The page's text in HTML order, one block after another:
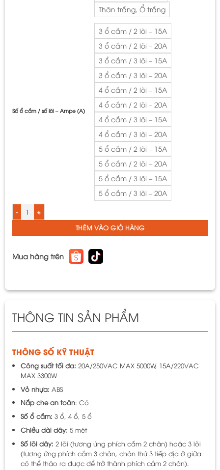
Thân trắng, Ổ trắng
Số ổ cắm / số lõi – Ampe (A)
3 ổ cắm / 2 lõi – 15A
3 ổ cắm / 2 lõi – 20A
3 ổ cắm / 3 lõi – 15A
3 ổ cắm / 3 lõi – 20A
4 ổ cắm / 2 lõi – 15A
4 ổ cắm / 2 lõi – 20A
4 ổ cắm / 3 lõi – 15A
4 ổ cắm / 3 lõi – 20A
5 ổ cắm / 2 lõi – 15A
5 ổ cắm / 2 lõi – 20A
5 ổ cắm / 3 lõi – 15A
5 ổ cắm / 3 lõi – 20A
THÊM VÀO GIỎ HÀNG
Mua hàng trên
THÔNG TIN SẢN PHẨM
THÔNG SỐ KỸ THUẬT
Công suất tối đa: 20A/250VAC MAX 5000W, 15A/220VAC
MAX 3300W
Vỏ nhựa: ABS
Nắp che an toàn: Có
Số ổ cắm: 3 ổ, 4 ổ, 5 ổ
Chiều dài dây: 5 mét
Số lõi dây: 2 lõi (tương ứng phích cắm 2 chân) hoặc 3 lõi
(tương ứng phích cắm 3 chân, chân thứ 3 tiếp địa ở giữa
có thể tháo ra được để trở thành phích cắm 2 chân).